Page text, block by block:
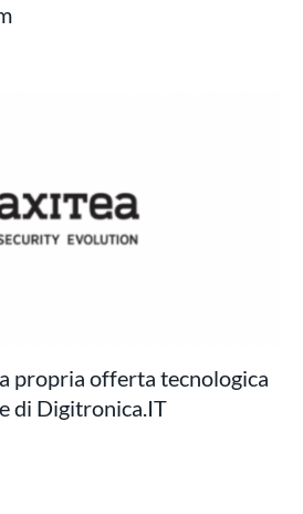
propria offerta tecnologica
di Digitronica.IT